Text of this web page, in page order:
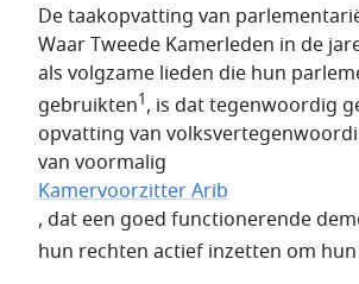
De taakopvatting van
Waar Tweede Kamerleden in de
als volgzame lieden die hun
gebruikten1, is dat tegenwoordig
opvatting van
van voormalig
Kamervoorzitter Arib
, dat een goed functionerende
hun rechten actief inzetten om